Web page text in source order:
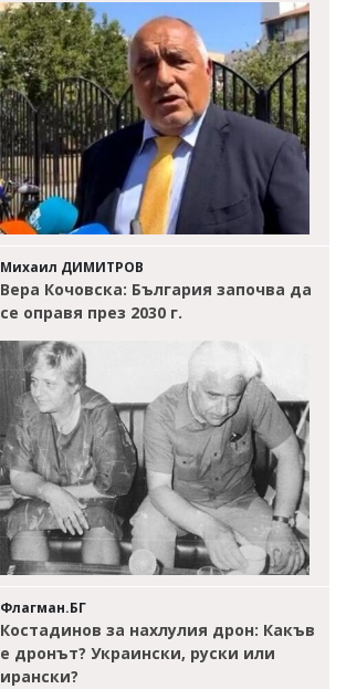
Михаил ДИМИТРОВ
Вера Кочовска: България започва да
се оправя през 2030 г.
Флагман.БГ
Костадинов за нахлулия дрон: Какъв
е дронът? Украински, руски или
ирански?